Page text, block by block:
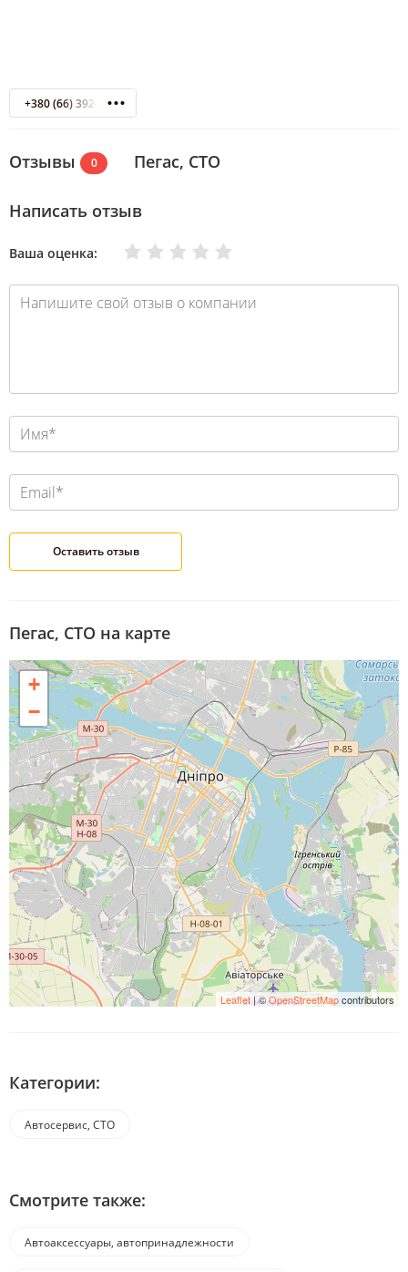
+380 (66) 392-54-92
Отзывы 0 Пегас, СТО
Написать отзыв
Ваша оценка: Отлично
Хорошо
Нормально
Плохо
Очень плохо
Пегас, СТО на карте
+
−
Leaflet| ©OpenStreetMapcontributors
Категории:
Автосервис, СТО
Смотрите также:
Автоаксессуары, автопринадлежности